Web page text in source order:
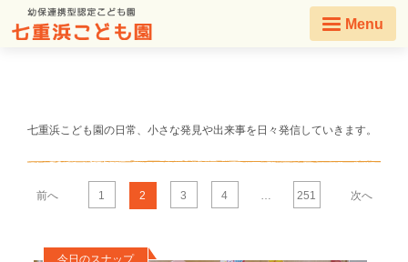
Menu
七重浜こども園の日常、小さな発見や出来事を日々発信していきます。
前へ 1 2 3 4 … 251 次へ
今日のスナップ